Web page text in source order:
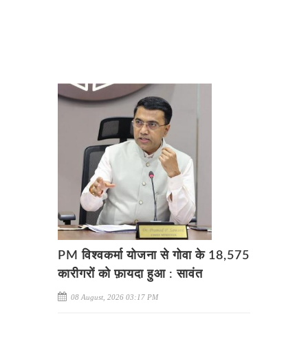
PM विश्वकर्मा योजना से गोवा के 18,575
कारीगरों को फ़ायदा हुआ : सावंत
08 August, 2026 03:17 PM